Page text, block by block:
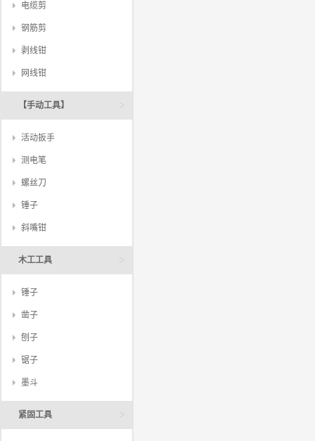
电缆剪
钢筋剪
剥线钳
网线钳
【手动工具】
活动扳手
测电笔
螺丝刀
锤子
斜嘴钳
木工工具
锤子
凿子
刨子
锯子
墨斗
紧固工具